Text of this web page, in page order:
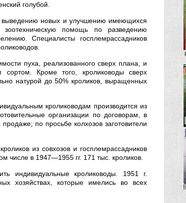
голубой.
выведению новых и улучшению имеющихся
зоотехническую помощь по разведению
Специалисты госплемрассадников
пуха, реализованного сверх плана, и
Кроме того, кролиководы сверх
натурой до 50% кроликов, выращенных
кролиководам производится из
организации по договорам, в
по просьбе колхозов заготовители
из совхозов и госплемрассадников
числе в 1947—1955 гг. 171 тыс. кроликов.
индивидуальные кролиководы. 1951 г.
хозяйствах, которые имелись во всех